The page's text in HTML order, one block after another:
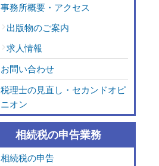
事務所概要・アクセス
出版物のご案内
求人情報
お問い合わせ
税理士の見直し・セカンドオピ
ニオン
相続税の申告業務
相続税の申告